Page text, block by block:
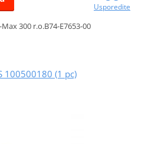
Usporedite
300 r.o.B74-E7653-00
100500180 (1 pc)